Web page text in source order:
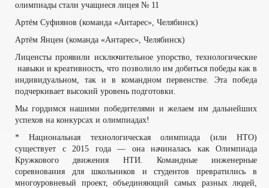
олимпиады стали учащиеся лицея № 11
Артём Суфиянов (команда «Антарес», Челябинск)
Артём Янцен (команда «Антарес», Челябинск)
Лицеисты проявили исключительное упорство, технологические
навыки и креативность, что позволило им добиться победы как в
индивидуальном, так и в командном первенстве. Эта победа
подчеркивает высокий уровень подготовки.
Мы гордимся нашими победителями и желаем им дальнейших
успехов на конкурсах и олимпиадах!
* Национальная технологическая олимпиада (или НТО)
существует с 2015 года — она начиналась как Олимпиада
Кружкового движения НТИ. Командные инженерные
соревнования для школьников и студентов превратились в
многоуровневый проект, объединяющий самых разных людей,